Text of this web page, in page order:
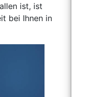
ist, ist
bei Ihnen in